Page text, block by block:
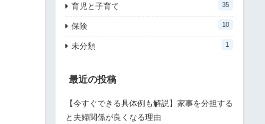
育児と子育て 35
保険 10
未分類 1
最近の投稿
【今すぐできる具体例も解説】家事を分担する
と夫婦関係が良くなる理由